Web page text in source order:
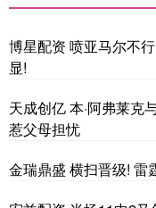
博星配资 喷亚马尔不
显!
天成创亿 本·阿弗莱克
惹父母担忧
金瑞鼎盛 横扫晋级! 雷